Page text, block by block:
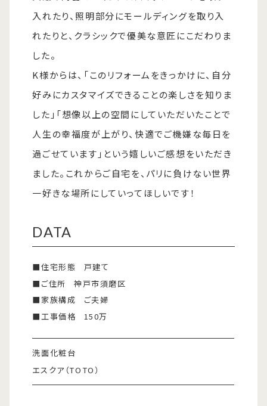
入れたり、照明部分にモールディングを取り入
れたりと、クラシックで優美な意匠にこだわりま
した。
K様からは、「このリフォームをきっかけに、自分
好みにカスタマイズできることの楽しさを知りま
した」「想像以上の空間にしていただいたことで
人生の幸福度が上がり、快適でご機嫌な毎日を
過ごせています」という嬉しいご感想をいただき
ました。これからご自宅を、パリに負けない世界
一好きな場所にしていってほしいです！
DATA
■住宅形態
戸建て
■ご住所
神戸市須磨区
■家族構成
ご夫婦
■工事価格
150万
洗面化粧台
エスクア（TOTO）